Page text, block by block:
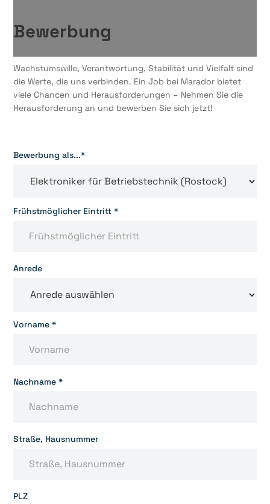
Bewerbung
Wachstumswille, Verantwortung, Stabilität und Vielfalt sind
die Werte, die uns verbinden. Ein Job bei Marador bietet
viele Chancen und Herausforderungen – Nehmen Sie die
Herausforderung an und bewerben Sie sich jetzt!
Bewerbung als...*
Frühstmöglicher Eintritt *
Anrede
Vorname *
Nachname *
Straße, Hausnummer
PLZ